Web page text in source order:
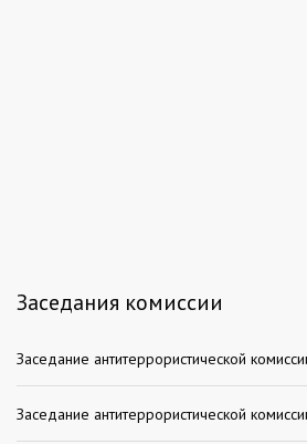
Заседания комиссии
Заседание антитеррористической
Заседание антитеррористической